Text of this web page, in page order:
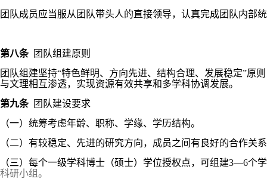
团队成员应当服从团队带头人的直接领导，认真完成团队内部
第八条
团队组建原则
团队组建坚持“特色鲜明、方向先进、结构合理、发展稳定”原
与文理相互渗透，实现资源有效共享和多学科协调发展。
第九条
团队建设要求
（一）统筹考虑年龄、职称、学缘、学历结构。
（二）有较稳定、先进的研究方向，成员之间有良好的合作关
（三）每个一级学科博士（硕士）学位授权点，可组建3—6个
科研小组。